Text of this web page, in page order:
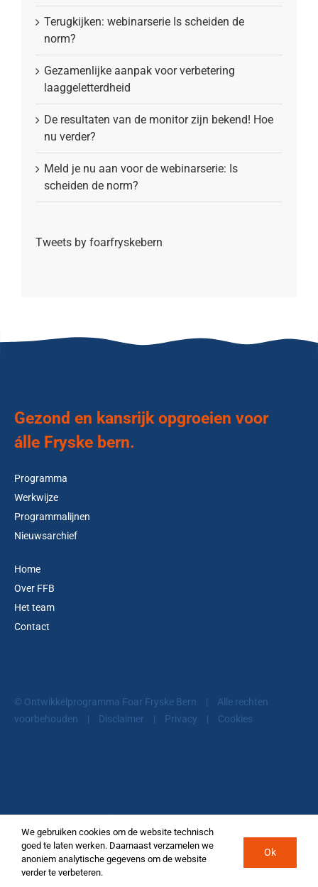
Terugkijken: webinarserie Is scheiden de
norm?
Gezamenlijke aanpak voor verbetering
laaggeletterdheid
De resultaten van de monitor zijn bekend! Hoe
nu verder?
Meld je nu aan voor de webinarserie: Is
scheiden de norm?
Tweets by foarfryskebern
Gezond en kansrijk opgroeien voor
álle Fryske bern.
Programma
Werkwijze
Programmalijnen
Nieuwsarchief
Home
Over FFB
Het team
Contact
© Ontwikkelprogramma Foar Fryske Bern |
Alle rechten
voorbehouden
| Disclaimer | Privacy | Cookies
© Ontwikkelprogramma Foar Fryske Bern
FacebookLinkedInTwitter
We gebruiken cookies om de website technisch
goed te laten werken. Daarnaast verzamelen we
anoniem analytische gegevens om de website
verder te verbeteren.
Ok